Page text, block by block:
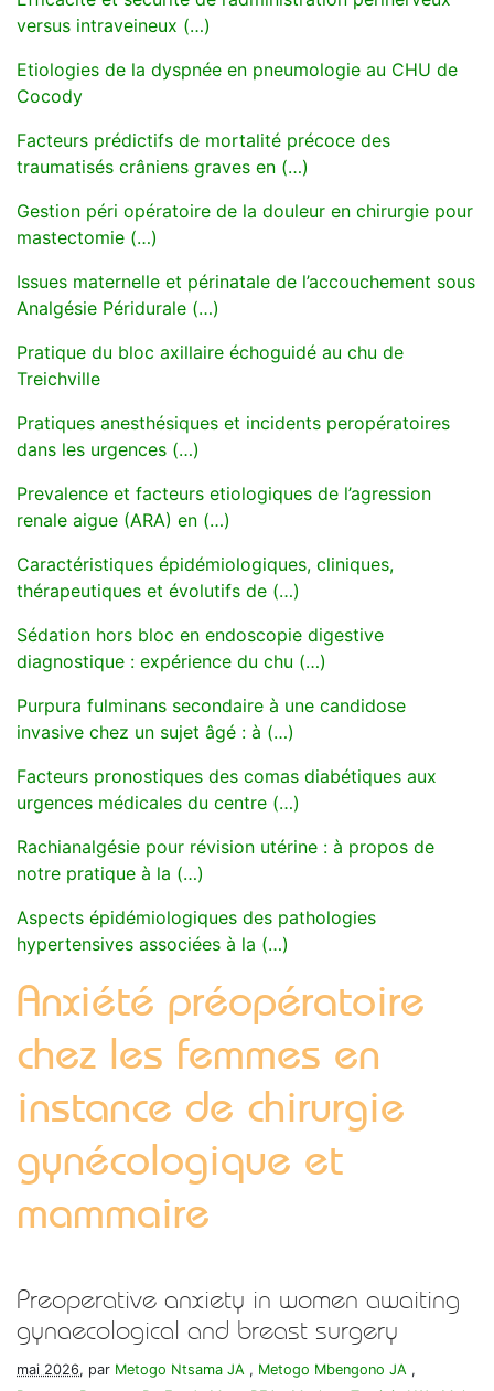
versus intraveineux (…)
Etiologies de la dyspnée en pneumologie au CHU de
Cocody
Facteurs prédictifs de mortalité précoce des
traumatisés crâniens graves en (…)
Gestion péri opératoire de la douleur en chirurgie pour
mastectomie (…)
Issues maternelle et périnatale de l’accouchement sous
Analgésie Péridurale (…)
Pratique du bloc axillaire échoguidé au chu de
Treichville
Pratiques anesthésiques et incidents peropératoires
dans les urgences (…)
Prevalence et facteurs etiologiques de l’agression
renale aigue (ARA) en (…)
Caractéristiques épidémiologiques, cliniques,
thérapeutiques et évolutifs de (…)
Sédation hors bloc en endoscopie digestive
diagnostique : expérience du chu (…)
Purpura fulminans secondaire à une candidose
invasive chez un sujet âgé : à (…)
Facteurs pronostiques des comas diabétiques aux
urgences médicales du centre (…)
Rachianalgésie pour révision utérine : à propos de
notre pratique à la (…)
Aspects épidémiologiques des pathologies
hypertensives associées à la (…)
Anxiété préopératoire
chez les femmes en
instance de chirurgie
gynécologique et
mammaire
Preoperative anxiety in women awaiting
gynaecological and breast surgery
mai 2026, par Metogo Ntsama JA , Metogo Mbengono JA ,